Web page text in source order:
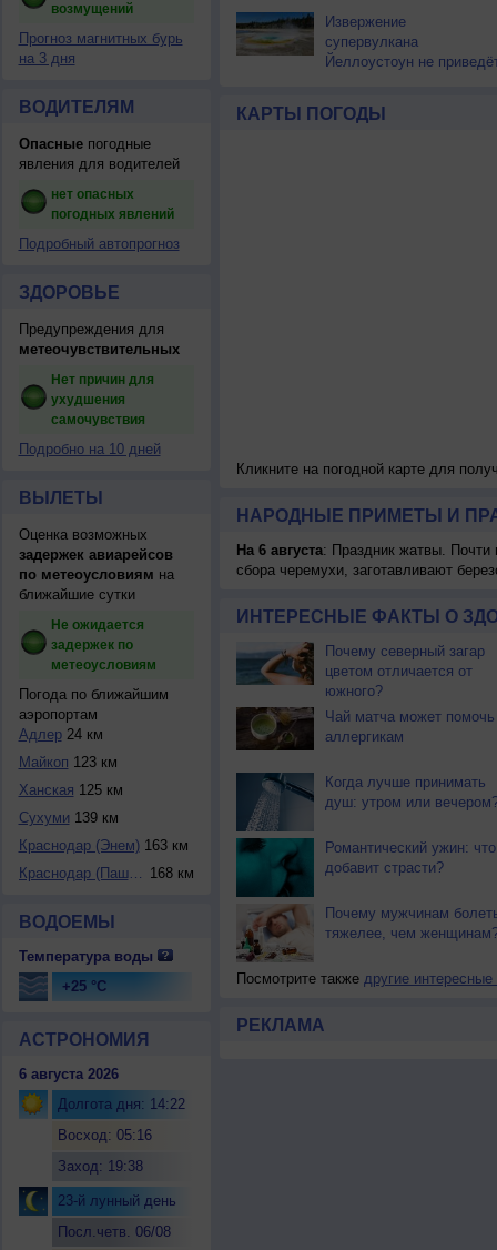
возмущений
Прогноз магнитных бурь
на 3 дня
ВОДИТЕЛЯМ
Опасныепогодные
явления для водителей
нет опасных
погодных явлений
Подробный автопрогноз
ЗДОРОВЬЕ
Предупреждения для
метеочувствительных
Нет причин для
ухудшения
самочувствия
Подробно на 10 дней
ВЫЛЕТЫ
Оценка возможных
задержек авиарейсов
по метеоусловиям на
ближайшие сутки
Не ожидается
задержек по
метеоусловиям
Погода по ближайшим
аэропортам
Адлер24 км
Майкоп 123 км
Ханская 125 км
Сухуми 139 км
Краснодар (Энем)163 км
Краснодар (Пашков... 168 км
ВОДОЕМЫ
Температура воды
+25 °C
АСТРОНОМИЯ
6 августа 2026
Долгота дня: 14:22
Восход: 05:16
Заход: 19:38
23-й лунный день
Посл.четв. 06/08
Извержение
супервулкана
Йеллоустоун не
КАРТЫ ПОГОДЫ
Кликните на погодной карте для
НАРОДНЫЕ ПРИМЕТЫ И
На 6 августа: Праздник жатвы. Почти
сбора черемухи, заготавливают
ИНТЕРЕСНЫЕ ФАКТЫ О
Почему северный загар
цветом отличается от
южного?
Чай матча может помочь
аллергикам
Когда лучше принимать
душ: утром или
Романтический ужин: что
добавит страсти?
Почему мужчинам
тяжелее, чем
Посмотрите также другие интересные
РЕКЛАМА